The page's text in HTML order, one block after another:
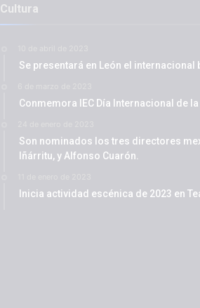
Cultura
Se presentará en León el
Conmemora IEC Día Internacional de
Son nominados los tres directores
Iñárritu, y Alfonso Cuarón.
Inicia actividad escénica de 2023 en